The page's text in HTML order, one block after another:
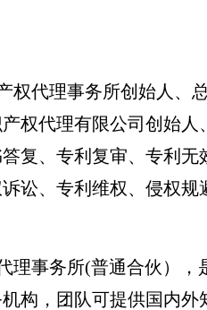
权代理事务所创始人、
权代理有限公司创始
复、专利复审、专利
讼、专利维权、侵权
理事务所(普通合伙）
构，团队可提供国内